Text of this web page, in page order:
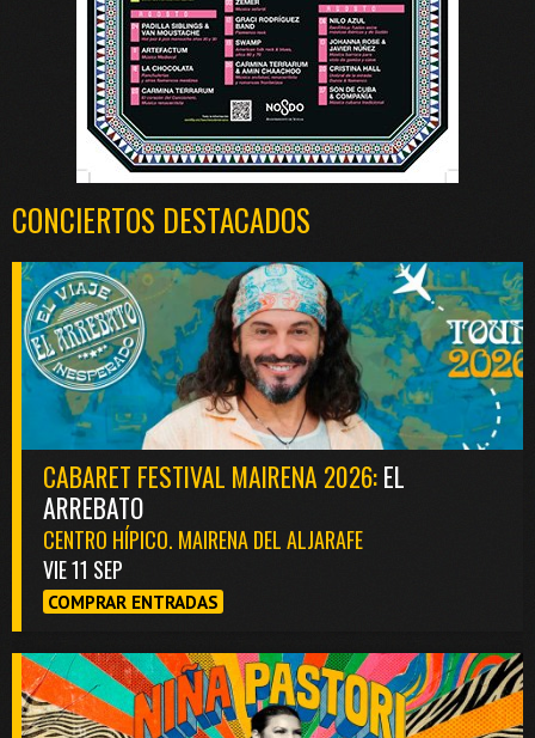
CONCIERTOS DESTACADOS
CABARET FESTIVAL MAIRENA 2026:EL
ARREBATO
CENTRO HÍPICO. MAIRENA DEL ALJARAFE
VIE 11 SEP
COMPRAR ENTRADAS